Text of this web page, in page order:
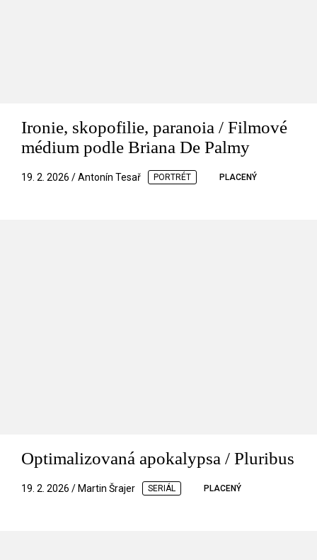
Ironie, skopofilie, paranoia / Filmové
médium podle Briana De Palmy
19. 2. 2026 / Antonín Tesař PORTRÉT PLACENÝ
Optimalizovaná apokalypsa / Pluribus
19. 2. 2026 / Martin Šrajer SERIÁL PLACENÝ